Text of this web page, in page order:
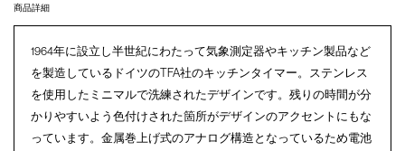
商品詳細
1964年に設立し半世紀にわたって気象測定器やキッチン製品など
を製造しているドイツのTFA社のキッチンタイマー。ステンレス
を使用したミニマルで洗練されたデザインです。残りの時間が分
かりやすいよう色付けされた箇所がデザインのアクセントにもな
っています。金属巻上げ式のアナログ構造となっているため電池